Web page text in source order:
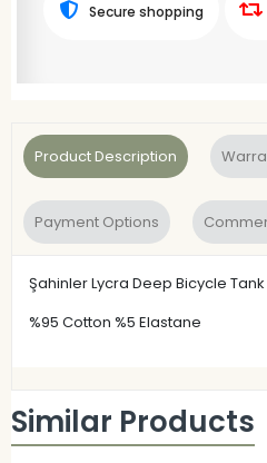
Secure shopping
Product Description
Payment Options
Şahinler Lycra Deep Bicycle Tank
%95 Cotton %5 Elastane
Similar Products